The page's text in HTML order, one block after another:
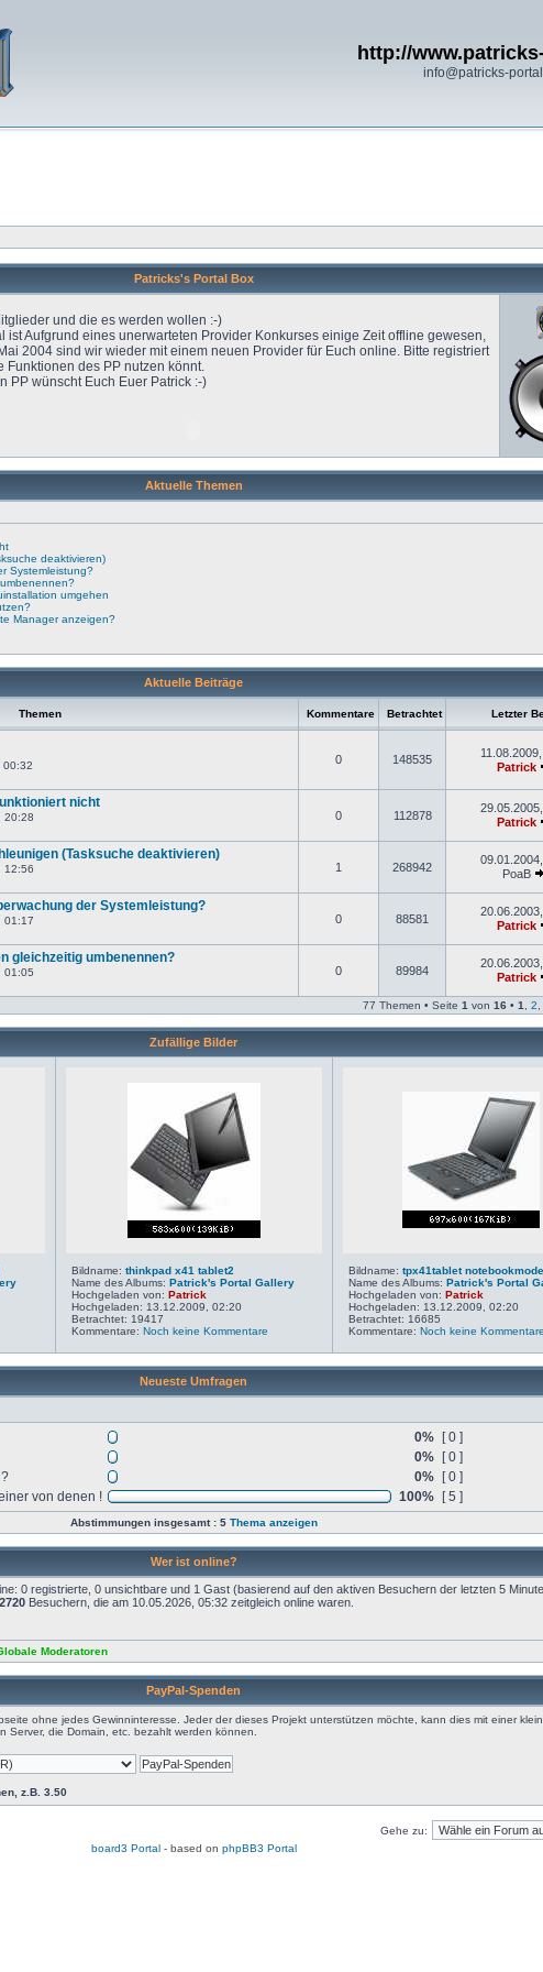
http://
info@patricks-
Patricks's Portal Box
und die es werden wollen :-)
ist Aufgrund eines unerwarteten Provider Konkurses einige Zeit offline gewesen,
2004 sind wir wieder mit einem neuen Provider für Euch online. Bitte registriert
Funktionen des PP nutzen könnt.
PP wünscht Euch Euer Patrick :-)
Aktuelle Themen
deaktivieren)
Systemleistung?
umgehen
Manager anzeigen?
Aktuelle Beiträge
Themen Kommentare Betrachtet Letzter
00:32
0 148535
Patrick
nicht
20:28
0 112878
Patrick
(Tasksuche deaktivieren)
12:56
1 268942
PoaB
der Systemleistung?
01:17
0 88581
Patrick
gleichzeitig umbenennen?
01:05
0 89984
Patrick
77 Themen • Seite 1 von 16 • 1 2
Zufällige Bilder
Bildname: thinkpad x41 tablet2
Name des Albums: Patrick's Portal Gallery
Hochgeladen von: Patrick
Hochgeladen: 13.12.2009, 02:20
Betrachtet: 19417
Kommentare: Noch keine Kommentare
Bildname: tpx41tablet
Name des Albums: Patrick's Portal
Hochgeladen von: Patrick
Hochgeladen: 13.12.2009, 02:20
Betrachtet: 16685
Kommentare: Noch keine Kommentare
Neueste Umfragen
0%
[ 0 ]
0%
[ 0 ]
0%
[ 0 ]
von denen !
100% [ 5 ]
Abstimmungen insgesamt : 5 Thema anzeigen
Wer ist online?
0 registrierte, 0 unsichtbare und 1 Gast (basierend auf den aktiven Besuchern der letzten 5
2720 Besuchern, die am 10.05.2026, 05:32 zeitgleich online waren.
Moderatoren
PayPal-Spenden
ohne jedes Gewinninteresse. Jeder der dieses Projekt unterstützen möchte, kann dies mit einer
die Domain, etc. bezahlt werden können.
z.B. 3.50
Gehe zu:
board3 Portal- based on phpBB3 Portal